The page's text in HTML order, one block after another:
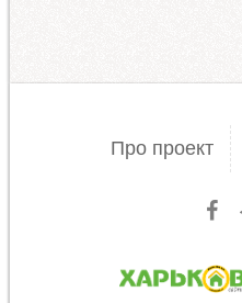
Про проект